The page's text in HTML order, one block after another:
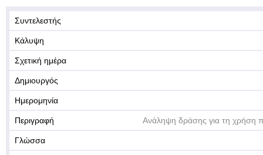
Συντελεστής
Κάλυψη
Σχετική ημέρα
Δημιουργός
Ημερομηνία
Περιγραφή Ανάληψη δράσης για τη χρήση
Γλώσσα